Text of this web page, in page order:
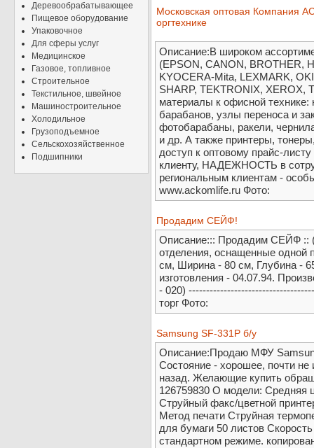
Деревообрабатывающее
Пищевое оборудование
Упаковочное
Для сферы услуг
Медицинское
Газовое, топливное
Строительное
Текстильное, швейное
Машиностроительное
Холодильное
Грузоподъемное
Сельскохозяйственное
Подшипники
Московская оптовая Компания
оргтехнике
Описание:В широком
(EPSON, CANON, BROTHER,
KYOCERA-Mita, LEXMARK,
SHARP, TEKTRONIX, XEROX,
материалы к офисной
барабанов, узлы переноса и
фотобарабаны, ракели,
и др. А также принтеры,
доступ к оптовому прайс-
клиенту, НАДЕЖНОСТЬ в
региональным клиентам -
www.ackomlife.ru Фото:
Продадим СЕЙФ!
Описание::: Продадим СЕЙФ ::
отделения, оснащенные одной
см, Ширина - 80 см, Глубина -
изготовления - 04.07.94.
- 020)
торг Фото:
Samsung SF-331P б/у
Описание:Продаю МФУ
Состояние - хорошее, почти не
назад. Желающие купить
126759830 О модели: Средняя
Струйный факс/цветной
Метод печати Струйная
для бумаги 50 листов
стандартном режиме.